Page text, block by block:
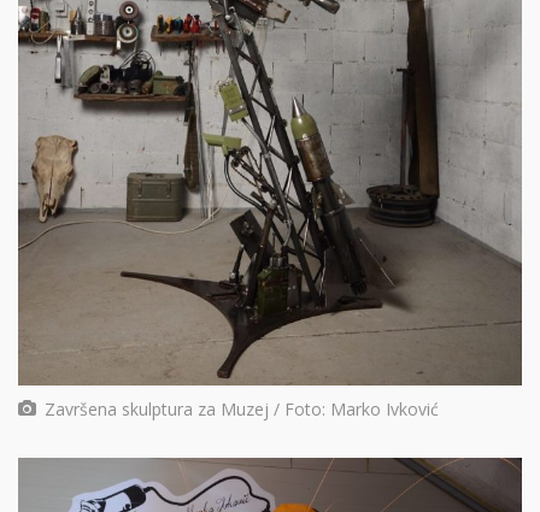
Završena skulptura za Muzej / Foto: Marko Ivković